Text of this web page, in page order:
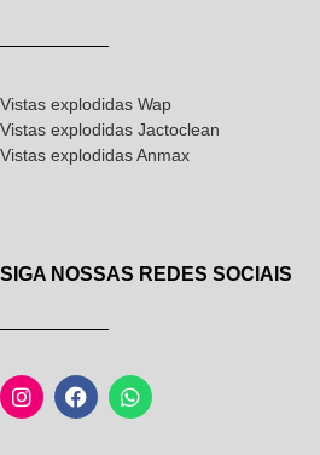
Vistas explodidas Wap
Vistas explodidas Jactoclean
Vistas explodidas Anmax
SIGA NOSSAS REDES SOCIAIS